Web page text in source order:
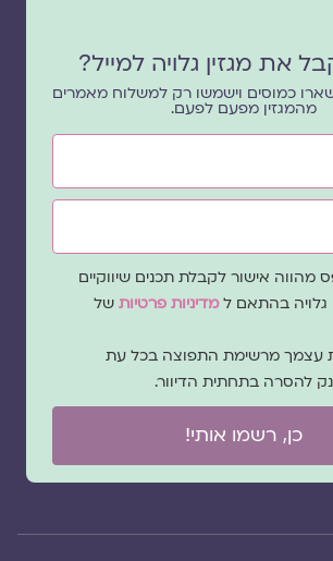
את מגזין גלויה למייל?
כמוסים וישמשו רק למשלוח מאמרים
מהמגזין מפעם לפעם.
אישור לקבלת תכנים שיווקיים
גלויה בהתאם ל מדיניות פרטיותשל
עצמך מרשימת התפוצה בכל עת
להסרה בתחתית הדיוור.
כן, רשמו אותי!